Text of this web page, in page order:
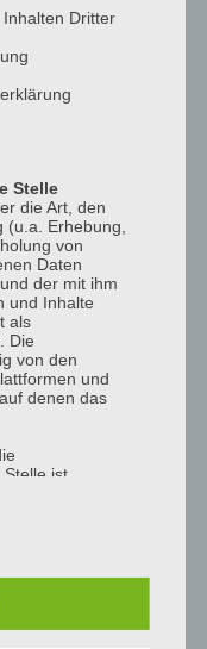
Dritter
Stelle
die Art, den
Erhebung,
von
Daten
der mit ihm
und Inhalte
als
Die
von den
und
denen das
ist
"uns"). Für die
und Besucher